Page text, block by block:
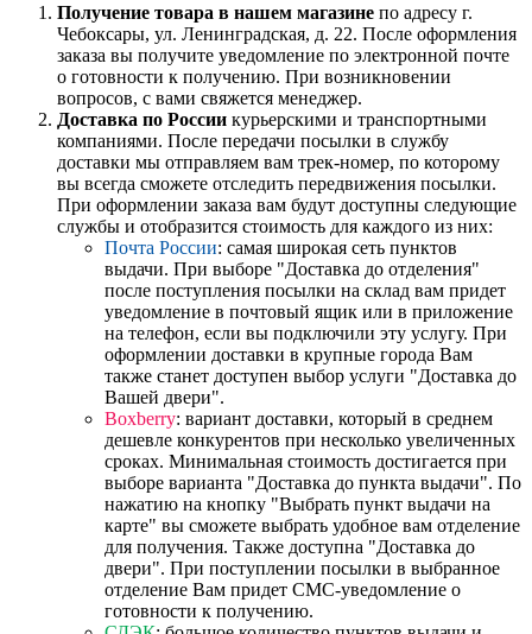
Получение товара в нашем магазине по адресу г.
Чебоксары, ул. Ленинградская, д. 22. После оформления
заказа вы получите уведомление по электронной почте
о готовности к получению. При возникновении
вопросов, с вами свяжется менеджер.
Доставка по России курьерскими и транспортными
компаниями. После передачи посылки в службу
доставки мы отправляем вам трек-номер, по которому
вы всегда сможете отследить передвижения посылки.
При оформлении заказа вам будут доступны следующие
службы и отобразится стоимость для каждого из них:
Почта России: самая широкая сеть пунктов
выдачи. При выборе "Доставка до отделения"
после поступления посылки на склад вам придет
уведомление в почтовый ящик или в приложение
на телефон, если вы подключили эту услугу. При
оформлении доставки в крупные города Вам
также станет доступен выбор услуги "Доставка до
Вашей двери".
Boxberry: вариант доставки, который в среднем
дешевле конкурентов при несколько увеличенных
сроках. Минимальная стоимость достигается при
выборе варианта "Доставка до пункта выдачи". По
нажатию на кнопку "Выбрать пункт выдачи на
карте" вы сможете выбрать удобное вам отделение
для получения. Также доступна "Доставка до
двери". При поступлении посылки в выбранное
отделение Вам придет СМС-уведомление о
готовности к получению.